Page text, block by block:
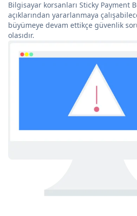
Bilgisayar korsanları Sticky Payment
açıklarından yararlanmaya
büyümeye devam ettikçe güvenlik
olasıdır.